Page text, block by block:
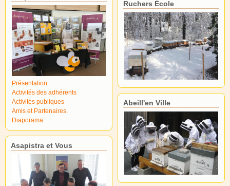
Présentation
Activités des adhérents
Activités publiques
Amis et Partenaires.
Diaporama
Asapistra et Vous
Ruchers École
Abeill'en Ville